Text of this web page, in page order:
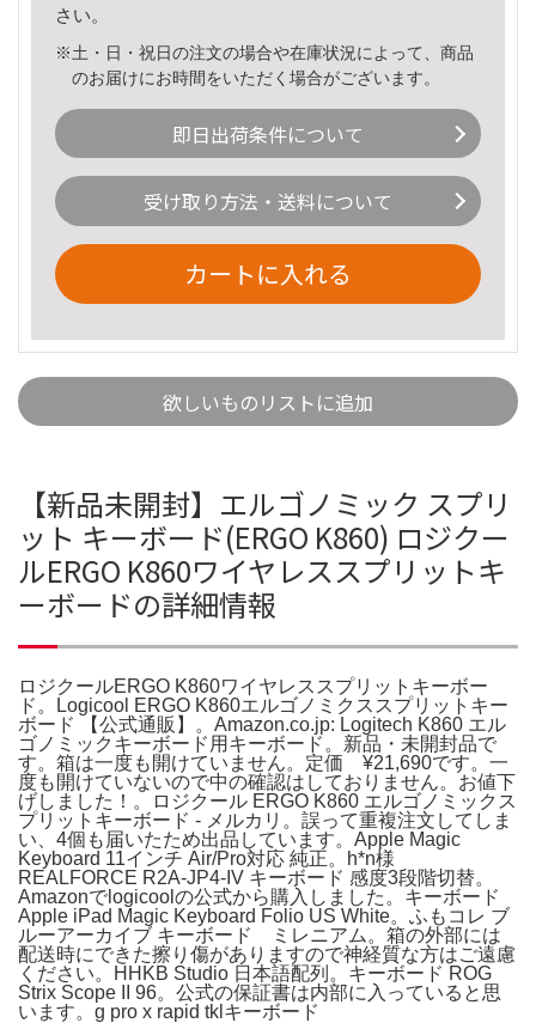
さい。
※土・日・祝日の注文の場合や在庫状況によって、商品
のお届けにお時間をいただく場合がございます。
即日出荷条件について
受け取り方法・送料について
カートに入れる
欲しいものリストに追加
【新品未開封】エルゴノミック スプリ
ット キーボード(ERGO K860) ロジクー
ルERGO K860ワイヤレススプリットキ
ーボードの詳細情報
ロジクールERGO K860ワイヤレススプリットキーボー
ド。Logicool ERGO K860エルゴノミクススプリットキー
ボード 【公式通販】。Amazon.co.jp: Logitech K860 エル
ゴノミックキーボード用キーボード。新品・未開封品で
す。箱は一度も開けていません。定価 ¥21,690です。一
度も開けていないので中の確認はしておりません。お値下
げしました！。ロジクール ERGO K860 エルゴノミックス
プリットキーボード - メルカリ。誤って重複注文してしま
い、4個も届いたため出品しています。Apple Magic
Keyboard 11インチ Air/Pro対応 純正。h*n様
REALFORCE R2A-JP4-IV キーボード 感度3段階切替。
Amazonでlogicoolの公式から購入しました。キーボード
Apple iPad Magic Keyboard Folio US White。ふもコレ ブ
ルーアーカイブ キーボード ミレニアム。箱の外部には
配送時にできた擦り傷がありますので神経質な方はご遠慮
ください。HHKB Studio 日本語配列。キーボード ROG
Strix Scope II 96。公式の保証書は内部に入っていると思
います。g pro x rapid tklキーボード